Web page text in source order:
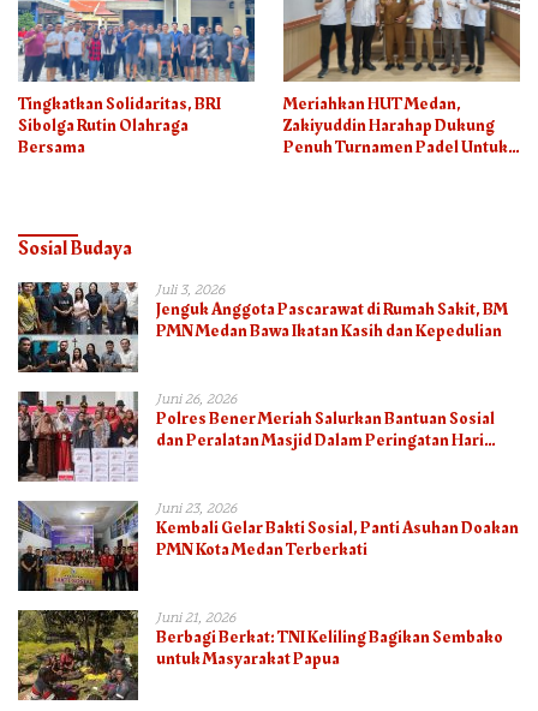
Tingkatkan Solidaritas, BRI
Sibolga Rutin Olahraga
Bersama
Meriahkan HUT Medan,
Zakiyuddin Harahap Dukung
Penuh Turnamen Padel Untuk
Sosial Budaya
Juli 3, 2026
Jenguk Anggota Pascarawat di Rumah Sakit, BM
PMN Medan Bawa Ikatan Kasih dan Kepedulian
Juni 26, 2026
Polres Bener Meriah Salurkan Bantuan Sosial
dan Peralatan Masjid Dalam Peringatan Hari
Juni 23, 2026
Kembali Gelar Bakti Sosial, Panti Asuhan Doakan
PMN Kota Medan Terberkati
Juni 21, 2026
Berbagi Berkat: TNI Keliling Bagikan Sembako
untuk Masyarakat Papua